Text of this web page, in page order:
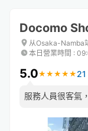
Docomo
从Osaka-Namba
本日營業時間 :
5.0★ ★ ★ ★ ★
★ ★ ★ ★ ★
服務人員很客氣